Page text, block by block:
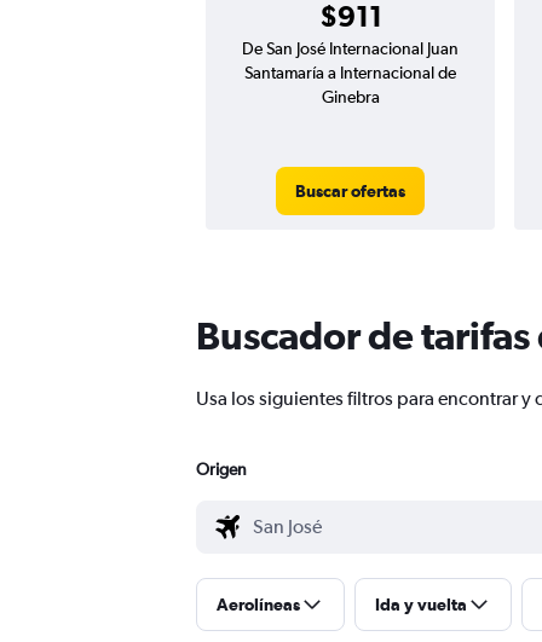
$911
De San José Internacional Juan
Santamaría a Internacional de
Ginebra
Buscar ofertas
Buscador de
Usa los siguientes filtros para encontrar y
Origen
Aerolíneas Ida y vuelta